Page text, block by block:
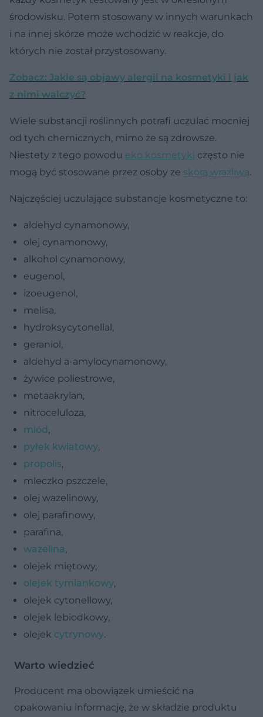
środowisku. Potem stosowany w innych warunkach
i na innej skórze może wchodzić w reakcje, do
których nie został przystosowany.
Zobacz: Jakie są objawy alergii na kosmetyki i jak
z nimi walczyć?
Wiele substancji roślinnych potrafi uczulać mocniej
od tych chemicznych, mimo że są zdrowsze.
Niestety z tego powodu eko kosmetyki często nie
mogą być stosowane przez osoby ze skórą wrażliwą.
Najczęściej uczulające substancje kosmetyczne to:
aldehyd cynamonowy,
olej cynamonowy,
alkohol cynamonowy,
eugenol,
izoeugenol,
melisa,
hydroksycytonellal,
geraniol,
aldehyd a-amylocynamonowy,
żywice poliestrowe,
metaakrylan,
nitroceluloza,
miód,
pyłek kwiatowy,
propolis,
mleczko pszczele,
olej wazelinowy,
olej parafinowy,
parafina,
wazelina,
olejek miętowy,
olejek tymiankowy,
olejek cytonellowy,
olejek lebiodkowy,
olejek cytrynowy.
Warto wiedzieć
Producent ma obowiązek umieścić na
opakowaniu informację, że w składzie produktu